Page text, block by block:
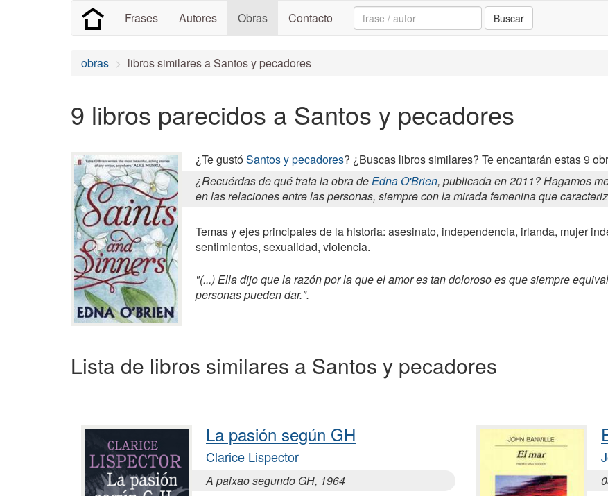
Frases Autores Obras Contacto Search: Buscar
obras libros similares a Santos y pecadores
9 libros parecidos a Santos y pecadores
¿Te gustóSantos y pecadores? ¿Buscas libros similares? Te encantarán estas 9
¿Recuérdas de qué trata la obra deEdna O'Brien, publicada en 2011? Hagamos
en las relaciones entre las personas, siempre con la mirada femenina que
Temas y ejes principales de la historia: asesinato, independencia, irlanda, mujer
sentimientos, sexualidad, violencia.
"(...) Ella dijo que la razón por la que el amor es tan doloroso es que siempre
personas pueden dar.".
Lista de libros similares a Santos y pecadores
La pasión según GH
Clarice Lispector
A paixao segundo GH, 1964